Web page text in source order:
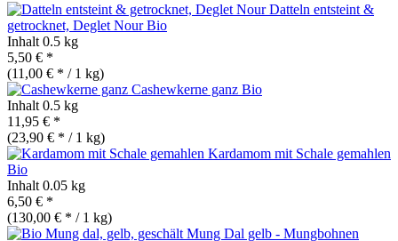
Datteln entsteint &
getrocknet, Deglet NourBio
Inhalt 0.5 kg
5,50 € *
(11,00 € * / 1 kg)
Cashewkerne ganz Bio
Inhalt 0.5 kg
11,95 € *
(23,90 € * / 1 kg)
Kardamom mit Schale gemahlen
Bio
Inhalt 0.05 kg
6,50 € *
(130,00 € * / 1 kg)
Mung Dal gelb - Mungbohnen